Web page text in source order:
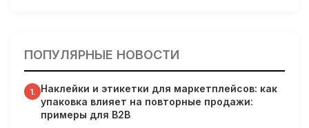
31.01.2026
Гарвардские ученые обнаружили сеть лимфатических
сосудов в мозге человека и мышей
31.01.2026
ПОПУЛЯРНЫЕ НОВОСТИ
1. Наклейки и этикетки для маркетплейсов: как
упаковка влияет на повторные продажи:
примеры для B2B